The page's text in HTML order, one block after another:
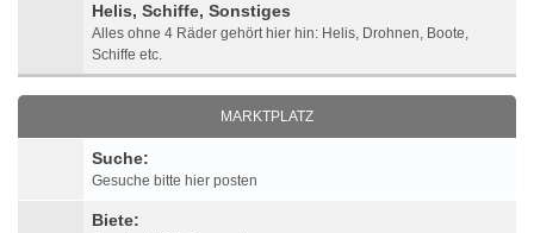
Helis, Schiffe, Sonstiges
Alles ohne 4 Räder gehört hier hin: Helis, Drohnen, Boote,
Schiffe etc.
MARKTPLATZ
Suche:
Gesuche bitte hier posten
Biete: